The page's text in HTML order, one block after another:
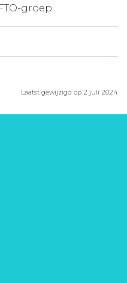
groep.
Laatst gewijzigd op 2 juli 2024